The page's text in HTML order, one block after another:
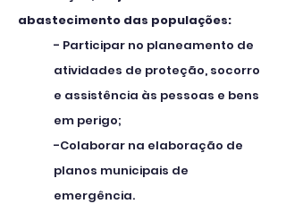
abastecimento das populações:
- Participar no planeamento de
atividades de proteção, socorro
e assistência às pessoas e bens
em perigo;
-Colaborar na elaboração de
planos municipais de
emergência.